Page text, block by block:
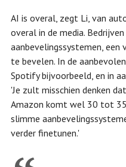
AI is overal, zegt Li, van
overal in de media.
aanbevelingssystemen, een
te bevelen. In de
Spotify bijvoorbeeld, en in
'Je zult misschien denken
Amazon komt wel 30 tot
slimme
verder finetunen.'